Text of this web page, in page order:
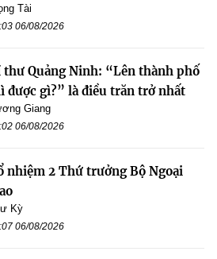
Tài
06/08/2026
thư Quảng Ninh: “Lên thành phố
được gì?” là điều trăn trở nhất
Giang
06/08/2026
nhiệm 2 Thứ trưởng Bộ Ngoại
Kỳ
06/08/2026